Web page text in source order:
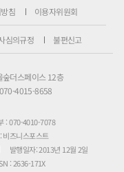
침 이용자위원회
심의규정 불편신고
숲더스페이스 12층
4015-8658
: 070-4010-7078
비즈니스포스트
발행일자: 2013년 12월 2일
: 2636-171X